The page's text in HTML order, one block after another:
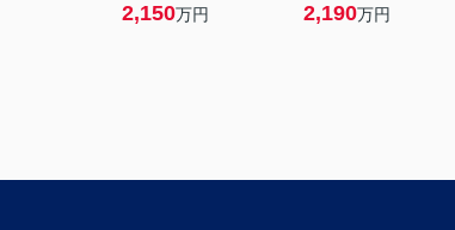
2,150万円 2,190万円